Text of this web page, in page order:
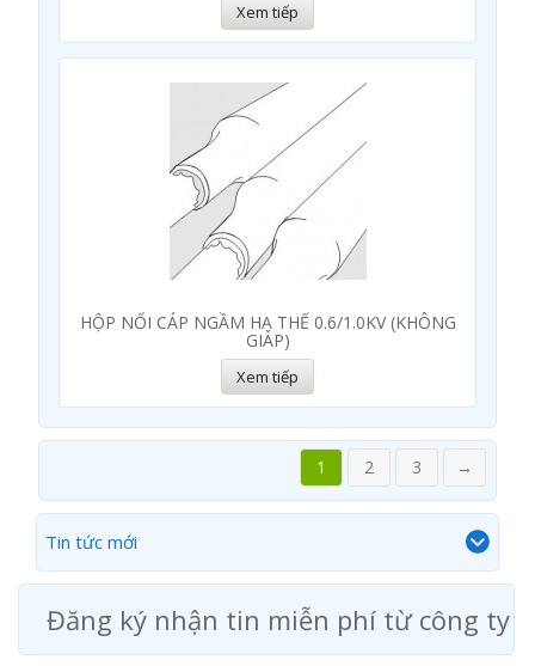
Xem tiếp
HỘP NỐI CÁP NGẦM HẠ THẾ 0.6/1.0KV (KHÔNG
GIÁP)
Xem tiếp
1 2 3 →
Tin tức mới
Đăng ký nhận tin miễn phí từ công ty